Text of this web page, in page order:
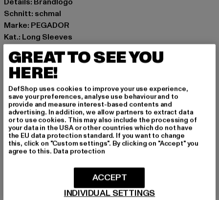
Schnitt: schmal
Marke: PEGADOR
Kat.: Long Sleeves
Farbe: schwarz
Hersteller Farbe: washed black
Materialzusammensetzung: 92% Polyamid, 8% Elasthan
Art.Nr: PGDR3733-01921
Hersteller: The Mad Agency GmbH |
info@themad.agency
Hollefeldstraße 16 | 48282 Emsdetten | DE
GRÖSSE & PASSFORM
PFLEGEHINWEISE
GREAT TO SEE YOU
HERE!
DefShop uses cookies to improve your use experience,
save your preferences, analyse use behaviour and to
provide and measure interest-based contents and
advertising. In addition, we allow partners to extract data
or to use cookies. This may also include the processing of
your data in the USA or other countries which do not have
the EU data protection standard. If you want to change
this, click on "Custom settings". By clicking on "Accept" you
agree to this. Data protection
INDIVIDUAL SETTINGS
ACCEPT